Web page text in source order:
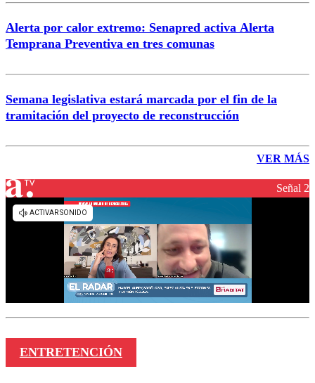
Alerta por calor extremo: Senapred activa Alerta
Temprana Preventiva en tres comunas
Semana legislativa estará marcada por el fin de la
tramitación del proyecto de reconstrucción
VER MÁS
Señal 2
ENTRETENCIÓN